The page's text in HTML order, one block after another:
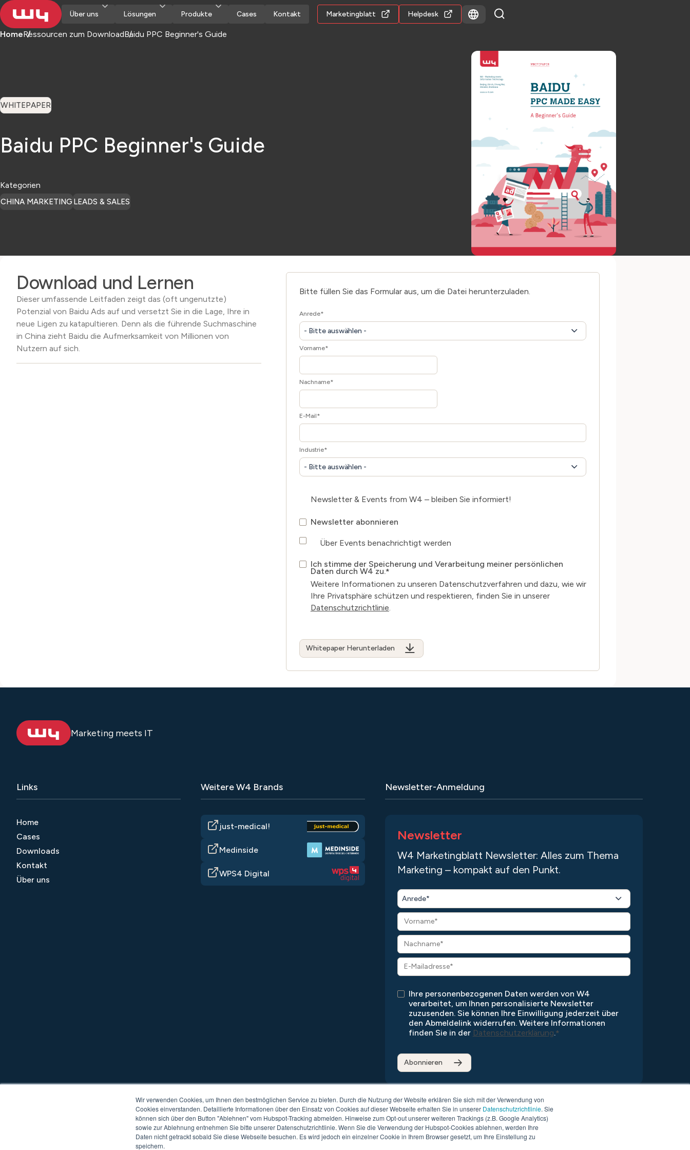
Wir verwenden Cookies, um Ihnen den bestmöglichen Service zu bieten. Durch die Nutzung der Website erklären Sie sich mit der Verwendung von
Cookies einverstanden. Detaillierte Informationen über den Einsatz von Cookies auf dieser Webseite erhalten Sie in unserer Datenschutzrichtlinie. Sie
können sich über den Button "Ablehnen" vom Hubspot-Tracking abmelden. Hinweise zum Opt-out unserer weiteren Trackings (z.B. Google Analytics)
sowie zur Ablehnung entnehmen Sie bitte unserer Datenschutzrichtlinie. Wenn Sie die Verwendung der Hubspot-Cookies ablehnen, werden Ihre
Daten nicht getrackt sobald Sie diese Webseite besuchen. Es wird jedoch ein einzelner Cookie in Ihrem Browser gesetzt, um Ihre Einstellung zu
speichern.
Über uns Lösungen Produkte Cases Kontakt Marketingblatt Helpdesk
HomeRessourcen zum DownloadBaidu PPC Beginner's Guide
WHITEPAPER
Baidu PPC Beginner's Guide
Kategorien
CHINA MARKETING LEADS & SALES
Download und Lernen
Dieser umfassende Leitfaden zeigt das (oft ungenutzte)
Potenzial von Baidu Ads auf und versetzt Sie in die Lage, Ihre in
neue Ligen zu katapultieren. Denn als die führende Suchmaschine
in China zieht Baidu die Aufmerksamkeit von Millionen von
Nutzern auf sich.
Bitte füllen Sie das Formular aus, um die Datei herunterzuladen.
Anrede*
- Bitte auswählen -
Vorname*
Nachname*
E-Mail*
Industrie*
- Bitte auswählen -
Newsletter & Events from W4 – bleiben Sie informiert!
Newsletter abonnieren
Über Events benachrichtigt werden
Ich stimme der Speicherung und Verarbeitung meiner persönlichen
Daten durch W4 zu.*
Weitere Informationen zu unseren Datenschutzverfahren und dazu, wie wir
Ihre Privatsphäre schützen und respektieren, finden Sie in unserer
Datenschutzrichtlinie.
Marketing meets IT
Links
Home
Cases
Downloads
Kontakt
Über uns
Weitere W4 Brands
just-medical!
Medinside
WPS4 Digital
Newsletter-Anmeldung
Newsletter
W4 Marketingblatt Newsletter: Alles zum Thema
Marketing – kompakt auf den Punkt.
Anrede*
Ihre personenbezogenen Daten werden von W4
verarbeitet, um Ihnen personalisierte Newsletter
zuzusenden. Sie können Ihre Einwilligung jederzeit über
den Abmeldelink widerrufen. Weitere Informationen
finden Sie in der Datenschutzerklärung.*
Alle Rechte vorbehaltenDatenschutzKompatibilitätslisteAGBImpressum